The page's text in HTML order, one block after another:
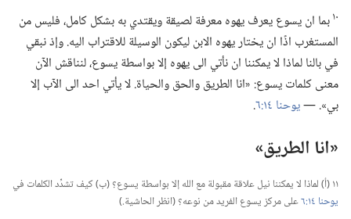
١٠بما ان يسوع يعرف يهوه معرفة لصيقة ويقتدي به بشكل كامل،‏ فليس من
المستغرب اذًا ان يختار يهوه الابن ليكون الوسيلة للاقتراب اليه.‏ وإذ نبقي
في بالنا لماذا لا يمكننا ان نأتي الى يهوه إلا بواسطة يسوع،‏ لنناقش الآن
معنى كلمات يسوع:‏ «انا الطريق والحق والحياة.‏ لا يأتي احد الى الآب إلا
بي».‏ —‏يوحنا ١٤:‏٦ ‏.‏
‏«انا الطريق»‏
١١ (‏أ)‏ لماذا لا يمكننا نيل علاقة مقبولة مع الله إلا بواسطة يسوع؟‏ (‏ب)‏ كيف تشدِّد الكلمات في
يوحنا ١٤:‏٦
على مركز يسوع الفريد من نوعه؟‏ (‏انظر الحاشية.‏)‏